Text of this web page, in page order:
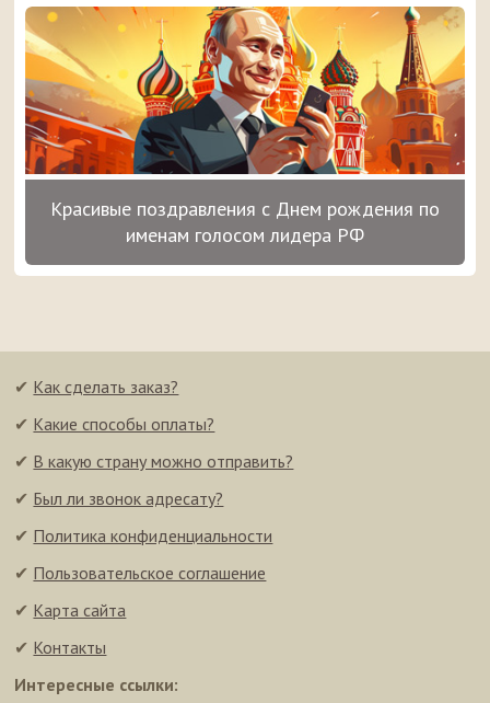
Красивые поздравления с Днем рождения по
именам голосом лидера РФ
✔ Как сделать заказ?
✔ Какие способы оплаты?
✔ В какую страну можно отправить?
✔ Был ли звонок адресату?
✔ Политика конфиденциальности
✔ Пользовательское соглашение
✔ Карта сайта
✔ Контакты
Интересные ссылки: